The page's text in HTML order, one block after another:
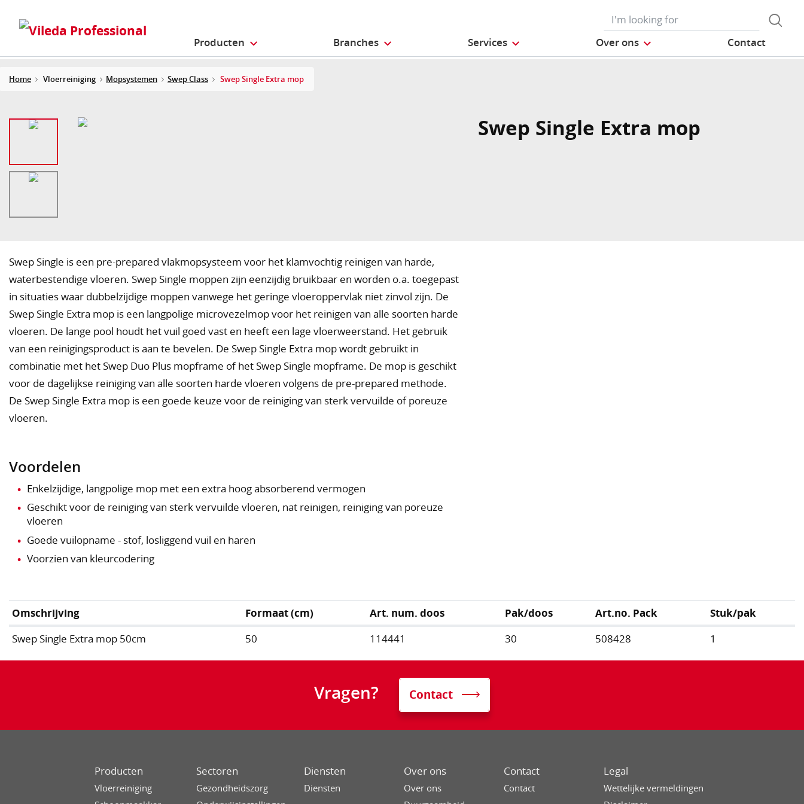
Producten Branches Services Over ons Contact
Home Vloerreiniging Mopsystemen Swep Class Swep Single Extra mop
Swep Single Extra mop
Swep Single is een pre-prepared vlakmopsysteem voor het klamvochtig reinigen van harde,
waterbestendige vloeren. Swep Single moppen zijn eenzijdig bruikbaar en worden o.a. toegepast
in situaties waar dubbelzijdige moppen vanwege het geringe vloeroppervlak niet zinvol zijn. De
Swep Single Extra mop is een langpolige microvezelmop voor het reinigen van alle soorten harde
vloeren. De lange pool houdt het vuil goed vast en heeft een lage vloerweerstand. Het gebruik
van een reinigingsproduct is aan te bevelen. De Swep Single Extra mop wordt gebruikt in
combinatie met het Swep Duo Plus mopframe of het Swep Single mopframe. De mop is geschikt
voor de dagelijkse reiniging van alle soorten harde vloeren volgens de pre-prepared methode.
De Swep Single Extra mop is een goede keuze voor de reiniging van sterk vervuilde of poreuze
vloeren.
Voordelen
Enkelzijdige, langpolige mop met een extra hoog absorberend vermogen
Geschikt voor de reiniging van sterk vervuilde vloeren, nat reinigen, reiniging van poreuze
vloeren
Goede vuilopname - stof, losliggend vuil en haren
Voorzien van kleurcodering
Omschrijving Formaat (cm) Art. num. doos Pak/doos Art.no. Pack
Stuk/pak
Swep Single Extra mop 50cm
50 114441 30 508428 1
Vragen? Contact
Producten
Vloerreiniging
Sectoren
Gezondheidszorg
Diensten
Diensten
Over ons
Over ons
Contact
Contact
Legal
Wettelijke vermeldingen